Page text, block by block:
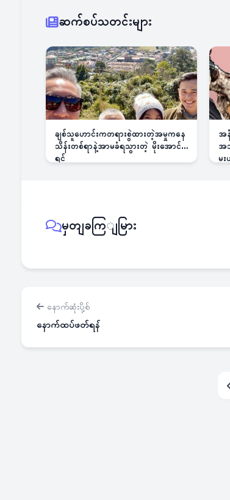
ဆက်စပ်သတင်းများ
ချစ်သူဟောင်းကတရားစွဲထားတဲ့အမှုကနေ
သိန်းတစ်ရာနဲ့အာမခံရသွားတဲ့ မိုးအောင်
ရင်
အ
အ
မူ
မှတျခကြျမြား
နောက်ဆုံးပို့စ်
နောက်ထပ်ဖတ်ရန်